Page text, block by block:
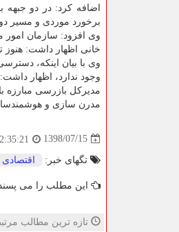
اضافه كرد: در دو
برخورد موردی و مسیر
وی افزود: سازمان امور
خانی اظهار داشت: هنوز
وی با بیان اینكه،
وجود ندارد، اظهار
مدیركل بازرسی مبارزه
مدرن سازی و
1398/07/15
تگهای خبر: اقتصادی
این مطلب را می
تازه ترین مطالب